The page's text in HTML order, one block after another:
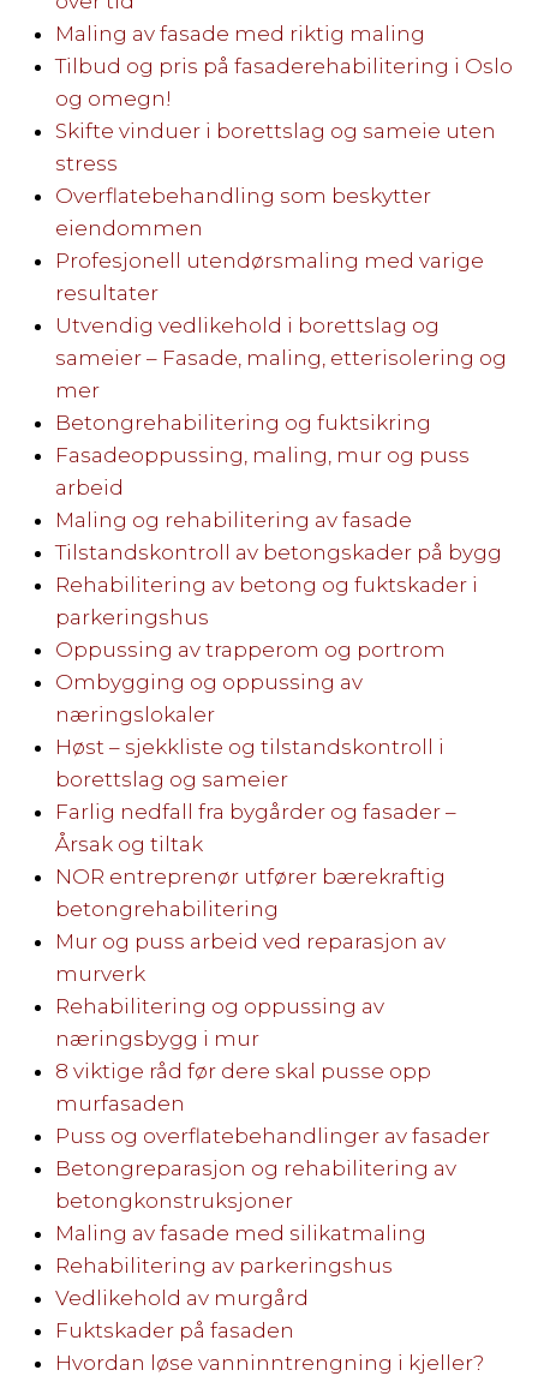
Maling av fasade med riktig maling
Tilbud og pris på fasaderehabilitering i Oslo
og omegn!
Skifte vinduer i borettslag og sameie uten
stress
Overflatebehandling som beskytter
eiendommen
Profesjonell utendørsmaling med varige
resultater
Utvendig vedlikehold i borettslag og
sameier – Fasade, maling, etterisolering og
mer
Betongrehabilitering og fuktsikring
Fasadeoppussing, maling, mur og puss
arbeid
Maling og rehabilitering av fasade
Tilstandskontroll av betongskader på bygg
Rehabilitering av betong og fuktskader i
parkeringshus
Oppussing av trapperom og portrom
Ombygging og oppussing av
næringslokaler
Høst – sjekkliste og tilstandskontroll i
borettslag og sameier
Farlig nedfall fra bygårder og fasader –
Årsak og tiltak
NOR entreprenør utfører bærekraftig
betongrehabilitering
Mur og puss arbeid ved reparasjon av
murverk
Rehabilitering og oppussing av
næringsbygg i mur
8 viktige råd før dere skal pusse opp
murfasaden
Puss og overflatebehandlinger av fasader
Betongreparasjon og rehabilitering av
betongkonstruksjoner
Maling av fasade med silikatmaling
Rehabilitering av parkeringshus
Vedlikehold av murgård
Fuktskader på fasaden
Hvordan løse vanninntrengning i kjeller?